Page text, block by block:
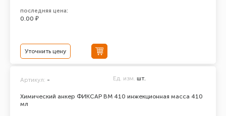
последняя цена:
0.00 ₽
Уточнить цену
Химический анкер ФИКСАР ВМ 410 инжекционная масса 410
мл
Артикул: - Ед. изм. шт.